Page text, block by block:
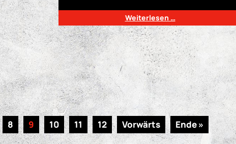
Weiterlesen …
8 9 10 11 12 Vorwärts Ende »